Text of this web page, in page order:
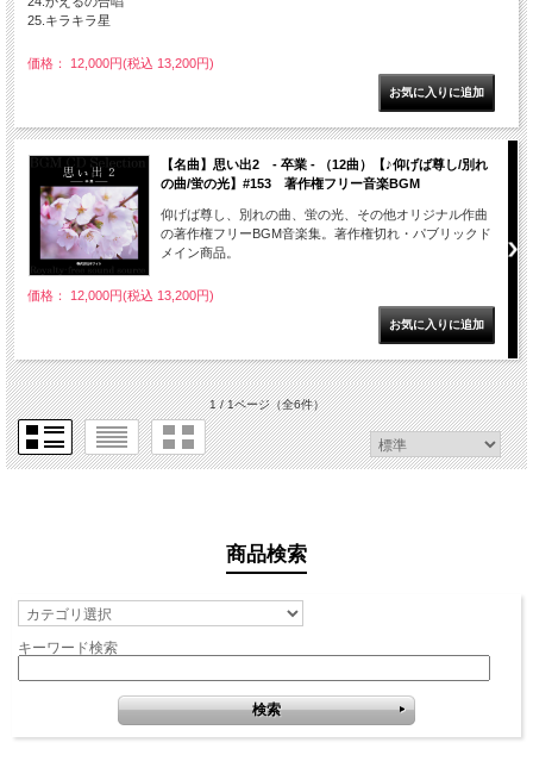
25.キラキラ星
価格： 12,000円(税込 13,200円)
【名曲】思い出2 - 卒業 - （12曲）【♪仰げば尊し/別れ
の曲/蛍の光】#153 著作権フリー音楽BGM
仰げば尊し、別れの曲、蛍の光、その他オリジナル作曲
の著作権フリーBGM音楽集。著作権切れ・パブリックド
メイン商品。
価格： 12,000円(税込 13,200円)
1 / 1ページ（全6件）
商品検索
キーワード検索